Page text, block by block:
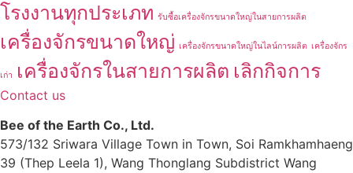
โรงงานทุกประเภท รับซื้อเครื่องจักรขนาดใหญ่ในสายการผลิต
เครื่องจักรขนาดใหญ่ เครื่องจักรขนาดใหญ่ในไลน์การผลิต เครื่องจักร
เก่า เครื่องจักรในสายการผลิต เลิกกิจการ
Contact us
Bee of the Earth Co., Ltd.
573/132 Sriwara Village Town in Town, Soi Ramkhamhaeng
39 (Thep Leela 1), Wang Thonglang Subdistrict Wang